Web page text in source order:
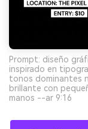
Prompt: diseño
inspirado en
tonos dominantes
brillante con
manos --ar 9:16